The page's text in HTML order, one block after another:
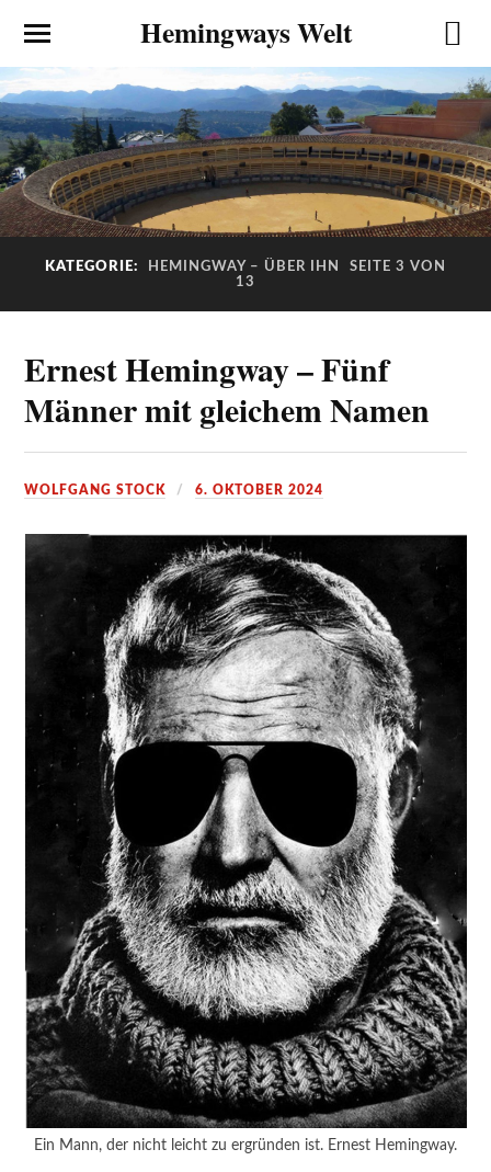
Hemingways Welt
KATEGORIE: HEMINGWAY – ÜBER IHN
SEITE 3 VON
13
Ernest Hemingway – Fünf
Männer mit gleichem Namen
WOLFGANG STOCK 6. OKTOBER 2024
Ein Mann, der nicht leicht zu ergründen ist. Ernest Hemingway.